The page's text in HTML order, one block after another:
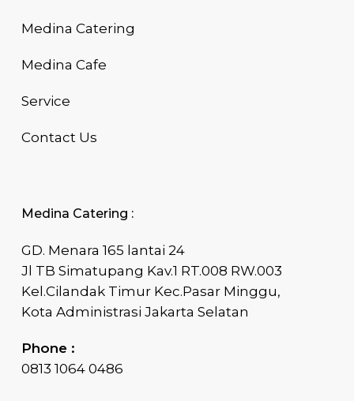
Medina Catering
Medina Cafe
Service
Contact Us
Medina Catering :
GD. Menara 165 lantai 24
Jl TB Simatupang Kav.1 RT.008 RW.003
Kel.Cilandak Timur Kec.Pasar Minggu,
Kota Administrasi Jakarta Selatan
Phone :
0813 1064 0486